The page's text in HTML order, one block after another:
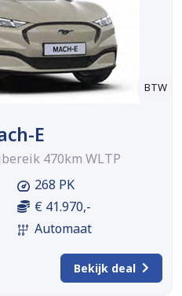
BTW
E
470km WLTP
268 PK
€ 41.970,-
Automaat
Bekijk deal